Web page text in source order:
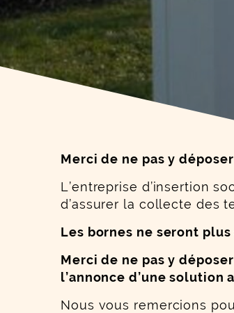
Merci de ne pas y
L’entreprise d’insertion
d’assurer la collecte des
Les bornes ne seront
Merci de ne pas y
l’annonce d’une solution
Nous vous remercions